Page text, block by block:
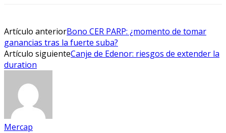
Artículo anteriorBono CER PARP: ¿momento de tomar
ganancias tras la fuerte suba?
Artículo siguienteCanje de Edenor: riesgos de extender la
duration
Mercap